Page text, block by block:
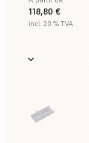
118,80 €
incl. 20 % TVA